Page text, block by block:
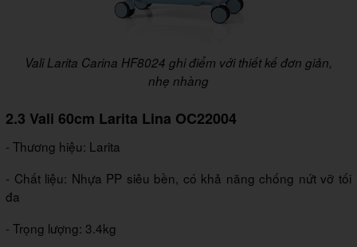
Vali Larita Carina HF8024 ghi điểm với thiết kế đơn giản,
nhẹ nhàng
2.3 Vali 60cm Larita Lina OC22004
- Thương hiệu: Larita
- Chất liệu: Nhựa PP siêu bền, có khả năng chống nứt vỡ tối
đa
- Trọng lượng: 3.4kg